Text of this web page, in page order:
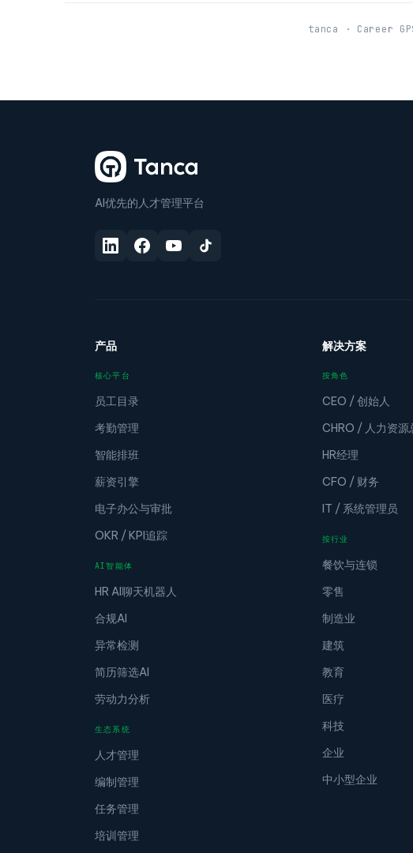
tanca · Career
AI优先的人才管理平台
产品
核心平台
员工目录
考勤管理
智能排班
薪资引擎
电子办公与审批
OKR / KPI追踪
AI智能体
HR AI聊天机器人
合规AI
异常检测
简历筛选AI
劳动力分析
生态系统
人才管理
编制管理
任务管理
培训管理
解决方案
按角色
CEO / 创始人
CHRO / 人力资源
HR经理
CFO / 财务
IT / 系统管理员
按行业
餐饮与连锁
零售
制造业
建筑
教育
医疗
科技
企业
中小型企业